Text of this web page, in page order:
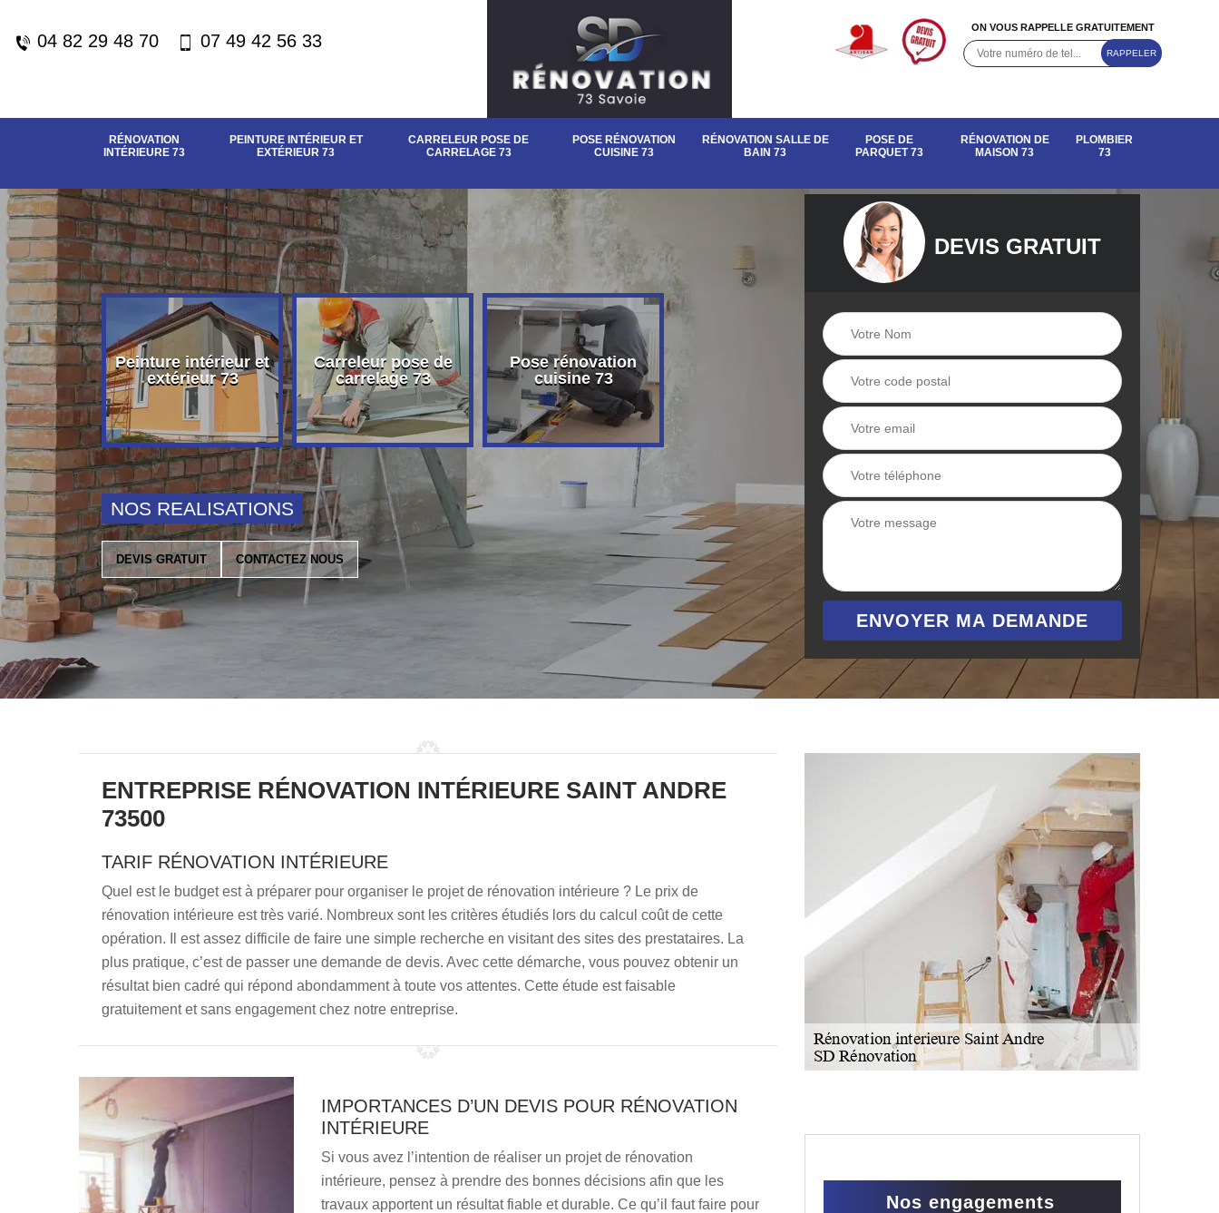
04 82 29 48 70 07 49 42 56 33
ON VOUS RAPPELLE GRATUITEMENT
RÉNOVATION
INTÉRIEURE 73
PEINTURE INTÉRIEUR ET
EXTÉRIEUR 73
CARRELEUR POSE DE
CARRELAGE 73
POSE RÉNOVATION
CUISINE 73
RÉNOVATION SALLE DE
BAIN 73
POSE DE
PARQUET 73
RÉNOVATION DE
MAISON 73
PLOMBIER
73
73
Peinture intérieur et
extérieur 73
Carreleur pose de
carrelage 73
Pose rénovation
cuisine 73
Rénovation salle de
Rénovation de
maison 73
NOS REALISATIONS
DEVIS GRATUIT CONTACTEZ NOUS
DEVIS GRATUIT
ENTREPRISE RÉNOVATION INTÉRIEURE SAINT ANDRE
73500
TARIF RÉNOVATION INTÉRIEURE
Quel est le budget est à préparer pour organiser le projet de rénovation intérieure ? Le prix de
rénovation intérieure est très varié. Nombreux sont les critères étudiés lors du calcul coût de cette
opération. Il est assez difficile de faire une simple recherche en visitant des sites des prestataires. La
plus pratique, c’est de passer une demande de devis. Avec cette démarche, vous pouvez obtenir un
résultat bien cadré qui répond abondamment à toute vos attentes. Cette étude est faisable
gratuitement et sans engagement chez notre entreprise.
IMPORTANCES D’UN DEVIS POUR RÉNOVATION
INTÉRIEURE
Si vous avez l’intention de réaliser un projet de rénovation
intérieure, pensez à prendre des bonnes décisions afin que les
travaux apportent un résultat fiable et durable. Ce qu’il faut faire pour
Nos engagements